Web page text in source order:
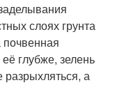
слоях грунта
почвенная
глубже, зелень
разрыхляться, а